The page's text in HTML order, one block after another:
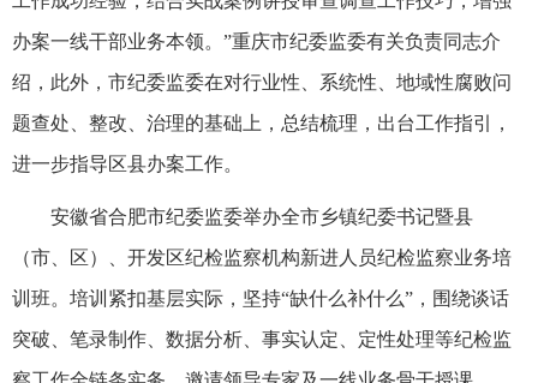
办案一线干部业务本领。”重庆市纪委监委有关负责同志介
绍，此外，市纪委监委在对行业性、系统性、地域性腐败问
题查处、整改、治理的基础上，总结梳理，出台工作指引，
进一步指导区县办案工作。
安徽省合肥市纪委监委举办全市乡镇纪委书记暨县
（市、区）、开发区纪检监察机构新进人员纪检监察业务培
训班。培训紧扣基层实际，坚持“缺什么补什么”，围绕谈话
突破、笔录制作、数据分析、事实认定、定性处理等纪检监